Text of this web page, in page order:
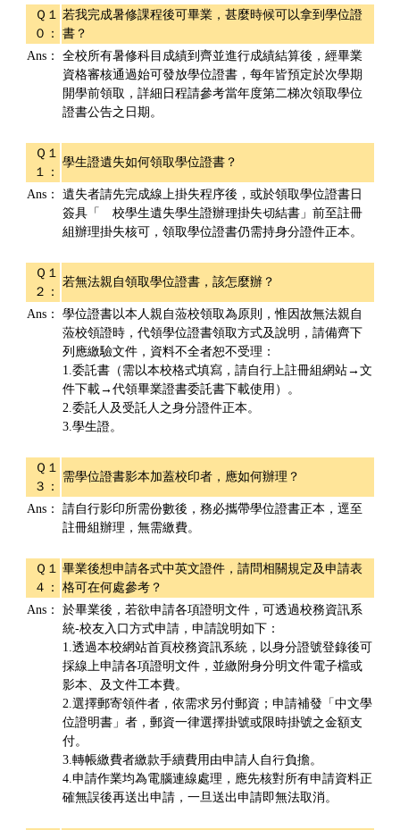
Ｑ１
０：
若我完成暑修課程後可畢業，甚麼時候可以拿到學位證
書？
Ans：
全校所有暑修科目成績到齊並進行成績結算後，經畢業
資格審核通過始可發放學位證書，每年皆預定於次學期
開學前領取，詳細日程請參考當年度第二梯次領取學位
證書公告之日期。
Ｑ１
１：
學生證遺失如何領取學位證書？
Ans：
遺失者請先完成線上掛失程序後，或於領取學位證書日
簽具「離校學生遺失學生證辦理掛失切結書」前至註冊
組辦理掛失核可，領取學位證書仍需持身分證件正本。
Ｑ１
２：
若無法親自領取學位證書，該怎麼辦？
Ans：
學位證書以本人親自蒞校領取為原則，惟因故無法親自
蒞校領證時，代領學位證書領取方式及說明，請備齊下
列應繳驗文件，資料不全者恕不受理：
1.委託書（需以本校格式填寫，請自行上註冊組網站→文
件下載→代領畢業證書委託書下載使用）。
2.委託人及受託人之身分證件正本。
3.學生證。
Ｑ１
３：
需學位證書影本加蓋校印者，應如何辦理？
Ans：
請自行影印所需份數後，務必攜帶學位證書正本，逕至
註冊組辦理，無需繳費。
Ｑ１
４：
畢業後想申請各式中英文證件，請問相關規定及申請表
格可在何處參考？
Ans：
於畢業後，若欲申請各項證明文件，可透過校務資訊系
統-校友入口方式申請，申請說明如下：
1.透過本校網站首頁校務資訊系統，以身分證號登錄後可
採線上申請各項證明文件，並繳附身分明文件電子檔或
影本、及文件工本費。
2.選擇郵寄領件者，依需求另付郵資；申請補發「中文學
位證明書」者，郵資一律選擇掛號或限時掛號之金額支
付。
3.轉帳繳費者繳款手續費用由申請人自行負擔。
4.申請作業均為電腦連線處理，應先核對所有申請資料正
確無誤後再送出申請，一旦送出申請即無法取消。